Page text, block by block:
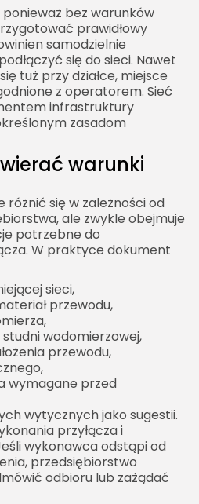
bez warunków
prawidłowy
samodzielnie
się do sieci. Nawet
tuż przy działce, miejsce
z operatorem. Sieć
infrastruktury
zasadom
warunki
różnić się w zależności od
ale zwykle obejmuje
potrzebne do
W praktyce dokument
sieci,
przewodu,
wodomierzowej,
przewodu,
wymagane przed
wytycznych jako sugestii.
przyłącza i
wykonawca odstąpi od
przedsiębiorstwo
odbioru lub zażądać